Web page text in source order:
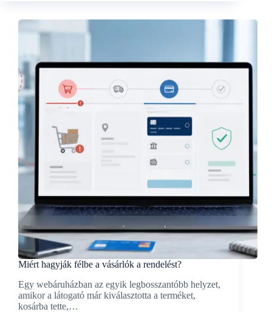
Miért hagyják félbe a vásárlók a rendelést?
Egy webáruházban az egyik legbosszantóbb helyzet,
amikor a látogató már kiválasztotta a terméket,
kosárba tette,…